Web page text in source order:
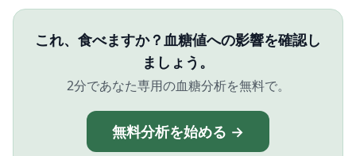
これ、食べますか？血糖値への影響を確認し
ましょう。
2分であなた専用の血糖分析を無料で。
無料分析を始める →